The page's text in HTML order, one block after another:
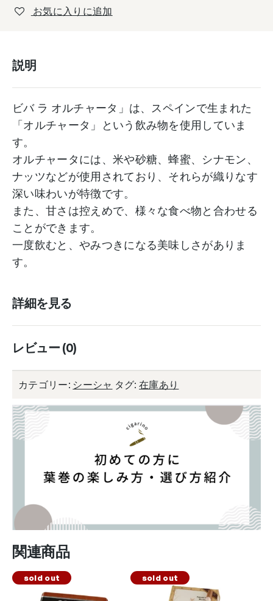
お気に入りに追加
説明
ビバ ラ オルチャータ」は、スペインで生まれた
「オルチャータ」という飲み物を使用していま
す。
オルチャータには、米や砂糖、蜂蜜、シナモン、
ナッツなどが使用されており、それらが織りなす
深い味わいが特徴です。
また、甘さは控えめで、様々な食べ物と合わせる
ことができます。
一度飲むと、やみつきになる美味しさがありま
す。
詳細を見る
レビュー (0)
カテゴリー: シーシャ タグ:在庫あり
関連商品
sold out sold out